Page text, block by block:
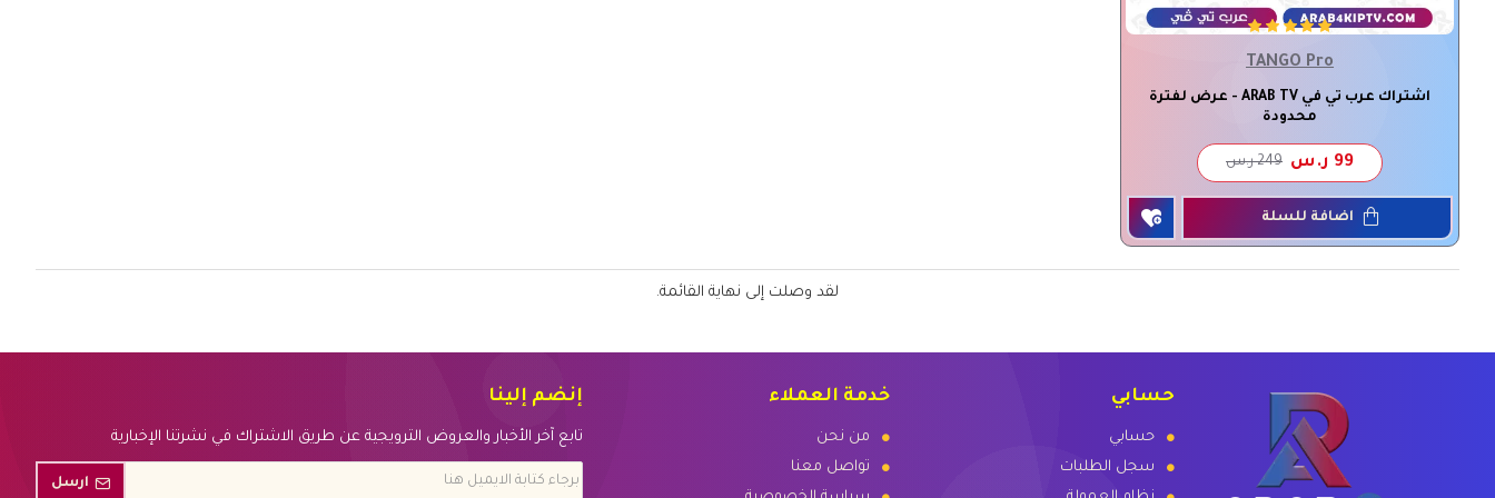
TANGO Pro
اشتراك عرب تي في ARAB TV - عرض لفترة
محدودة
99 ر.س 249 ر.س
اضافة للسلة
لقد وصلت إلى نهاية القائمة.
حسابي
حسابي
سجل الطلبات
خدمة العملاء
من نحن
تواصل معنا
إنضم إلينا
تابع آخر الأخبار والعروض الترويجية عن طريق الاشتراك في نشرتنا الإخبارية
ارسل